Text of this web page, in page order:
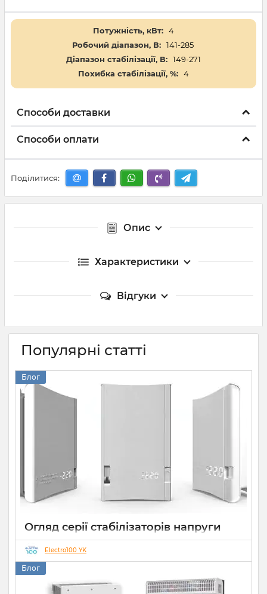
Потужність, кВт: 4
Робочий діапазон, В: 141-285
Діапазон стабілізації, В: 149-271
Похибка стабілізації, %: 4
Способи доставки
Способи оплати
Поділитися:
Опис
Характеристики
Відгуки
Популярні статті
Блог
Огляд серії стабілізаторів напруги
Елекс АНТС: більше ніж просто
захист
22 07 2026
Electro100 YK
Блог